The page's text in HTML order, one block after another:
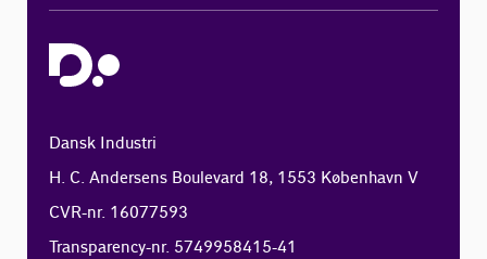
Dansk Industri
H. C. Andersens Boulevard 18, 1553 København V
CVR-nr. 16077593
Transparency-nr. 5749958415-41